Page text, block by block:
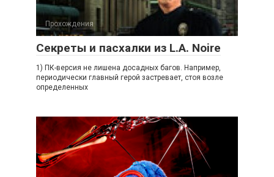
Прохождения
Секреты и пасхалки из L.A. Noire
1) ПК-версия не лишена досадных багов. Например,
периодически главный герой застревает, стоя возле
определенных